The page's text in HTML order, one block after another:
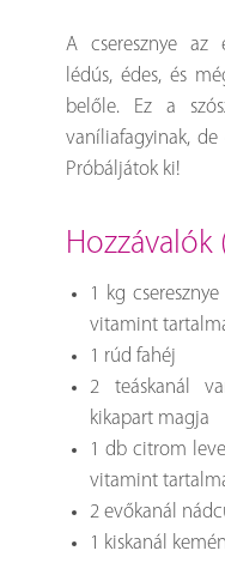
A cseresznye az
lédús, édes, és
belőle. Ez a
vaníliafagyinak,
Próbáljátok ki!
1 kg
vitamint
1 rúd fahéj
2 teáskanál
kikapart magja
1 db citrom
vitamint
2 evőkanál
1 kiskanál